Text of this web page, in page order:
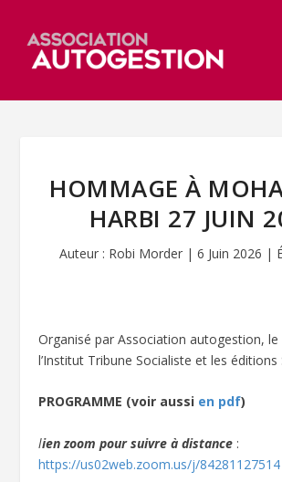
HOMMAGE À
HARBI 27 JUIN
Auteur : Robi Morder | 6 Juin 2026 |
Organisé par Association autogestion, le
l’Institut Tribune Socialiste et les éditions
PROGRAMME (voir aussi en pdf)
lien zoom pour suivre à distance :
https://us02web.zoom.us/j/84281127514